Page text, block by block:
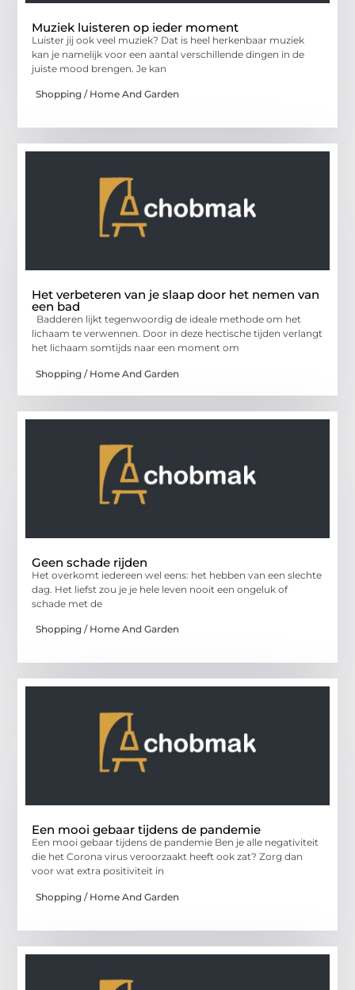
Muziek luisteren op ieder moment
Luister jij ook veel muziek? Dat is heel herkenbaar muziek
kan je namelijk voor een aantal verschillende dingen in de
juiste mood brengen. Je kan
Shopping / Home And Garden
Het verbeteren van je slaap door het nemen van
een bad
Badderen lijkt tegenwoordig de ideale methode om het
lichaam te verwennen. Door in deze hectische tijden verlangt
het lichaam somtijds naar een moment om
Shopping / Home And Garden
Geen schade rijden
Het overkomt iedereen wel eens: het hebben van een slechte
dag. Het liefst zou je je hele leven nooit een ongeluk of
schade met de
Shopping / Home And Garden
Een mooi gebaar tijdens de pandemie
Een mooi gebaar tijdens de pandemie Ben je alle negativiteit
die het Corona virus veroorzaakt heeft ook zat? Zorg dan
voor wat extra positiviteit in
Shopping / Home And Garden